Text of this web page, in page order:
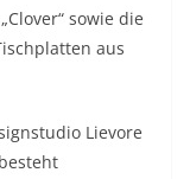
sowie die
aus
Lievore